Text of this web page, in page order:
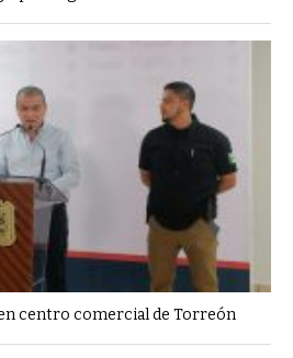
centro comercial de Torreón